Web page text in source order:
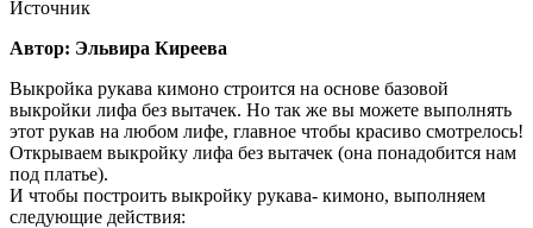
Источник
Автор: Эльвира Киреева
Выкройка рукава кимоно строится на основе базовой
выкройки лифа без вытачек. Но так же вы можете выполнять
этот рукав на любом лифе, главное чтобы красиво смотрелось!
Открываем выкройку лифа без вытачек (она понадобится нам
под платье).
И чтобы построить выкройку рукава- кимоно, выполняем
следующие действия: